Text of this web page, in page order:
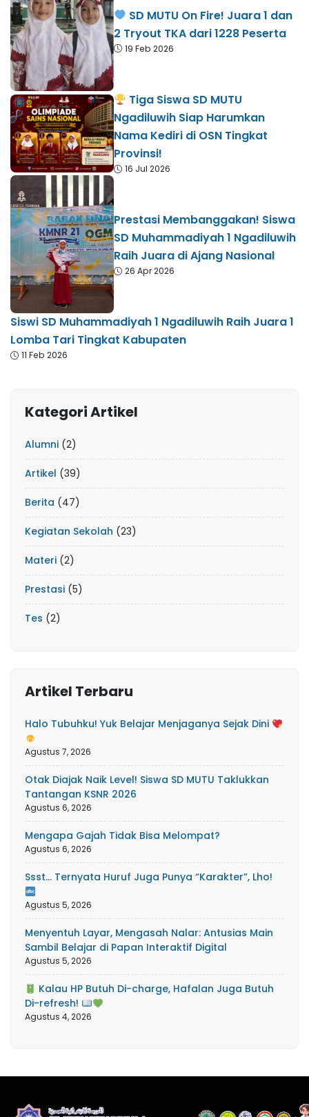
SD MUTU On Fire! Juara 1 dan
2 Tryout TKA dari 1228 Peserta
19 Feb 2026
Tiga Siswa SD MUTU
Ngadiluwih Siap Harumkan
Nama Kediri di OSN Tingkat
Provinsi!
16 Jul 2026
Prestasi Membanggakan! Siswa
SD Muhammadiyah 1 Ngadiluwih
Raih Juara di Ajang Nasional
26 Apr 2026
Siswi SD Muhammadiyah 1 Ngadiluwih Raih Juara 1
Lomba Tari Tingkat Kabupaten
11 Feb 2026
Kategori Artikel
Alumni (2)
Artikel (39)
Berita (47)
Kegiatan Sekolah (23)
Materi (2)
Prestasi (5)
Tes (2)
Artikel Terbaru
Halo Tubuhku! Yuk Belajar Menjaganya Sejak Dini
Agustus 7, 2026
Otak Diajak Naik Level! Siswa SD MUTU Taklukkan
Tantangan KSNR 2026
Agustus 6, 2026
Mengapa Gajah Tidak Bisa Melompat?
Agustus 6, 2026
Ssst… Ternyata Huruf Juga Punya “Karakter”, Lho!
Agustus 5, 2026
Menyentuh Layar, Mengasah Nalar: Antusias Main
Sambil Belajar di Papan Interaktif Digital
Agustus 5, 2026
Kalau HP Butuh Di-charge, Hafalan Juga Butuh
Di-refresh!
Agustus 4, 2026